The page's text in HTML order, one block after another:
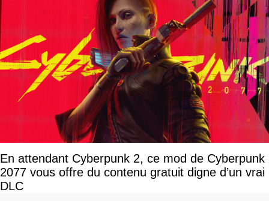
En attendant Cyberpunk 2, ce mod de Cyberpunk
2077 vous offre du contenu gratuit digne d’un vrai
DLC